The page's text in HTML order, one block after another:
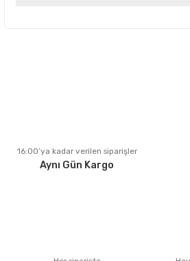
Ürün fiyatı diğer sitelerden daha pahalı.
Bu ürüne benzer farklı alternatifler
16:00’ya kadar verilen siparişler
Aynı Gün Kargo